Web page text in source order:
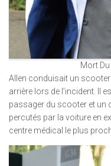
Mort Du
Allen conduisait un
arrière lors de l’incident. Il
passager du scooter et un
percutés par la voiture en
centre médical le plus